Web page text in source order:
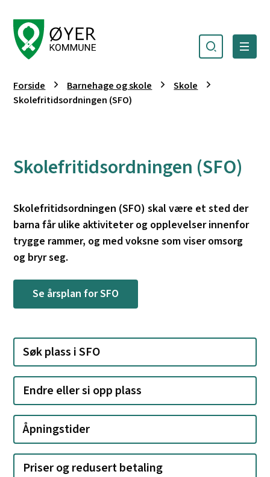
Søk Meny
Du er her:
Forside Barnehage og skole
Skole
Skolefritidsordningen (SFO)
Skolefritidsordningen (SFO)
Skolefritidsordningen (SFO) skal være et sted der
barna får ulike aktiviteter og opplevelser innenfor
trygge rammer, og med voksne som viser omsorg
og bryr seg.
Se årsplan for SFO
Søk plass i SFO
Endre eller si opp plass
Åpningstider
Priser og redusert betaling